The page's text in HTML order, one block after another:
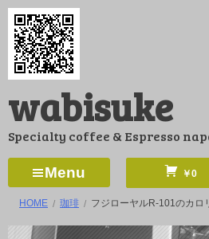
コ
ン
ツ
ス
ッ
wabisuke
Specialty coffee & Espresso
Menu ￥0
HOME 珈琲 フジローヤルR-101のカロ